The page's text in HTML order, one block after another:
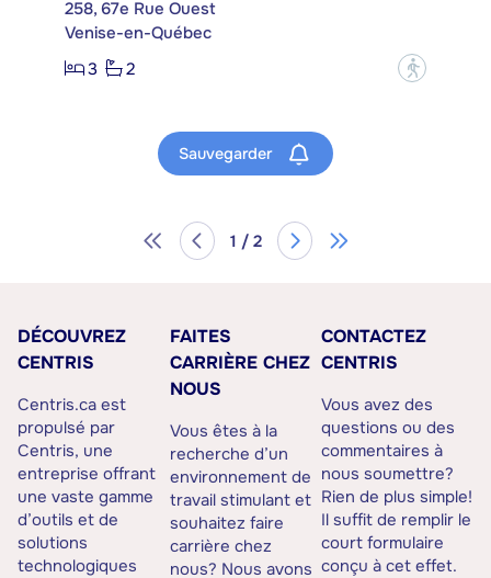
258, 67e Rue Ouest
Venise-en-Québec
3
2 ?
Sauvegarder
1 / 2
DÉCOUVREZ
CENTRIS
Centris.ca est
propulsé par
Centris, une
entreprise offrant
une vaste gamme
d’outils et de
solutions
technologiques
FAITES
CARRIÈRE CHEZ
NOUS
Vous êtes à la
recherche d’un
environnement de
travail stimulant et
souhaitez faire
carrière chez
nous? Nous avons
CONTACTEZ
CENTRIS
Vous avez des
questions ou des
commentaires à
nous soumettre?
Rien de plus simple!
Il suffit de remplir le
court formulaire
conçu à cet effet.